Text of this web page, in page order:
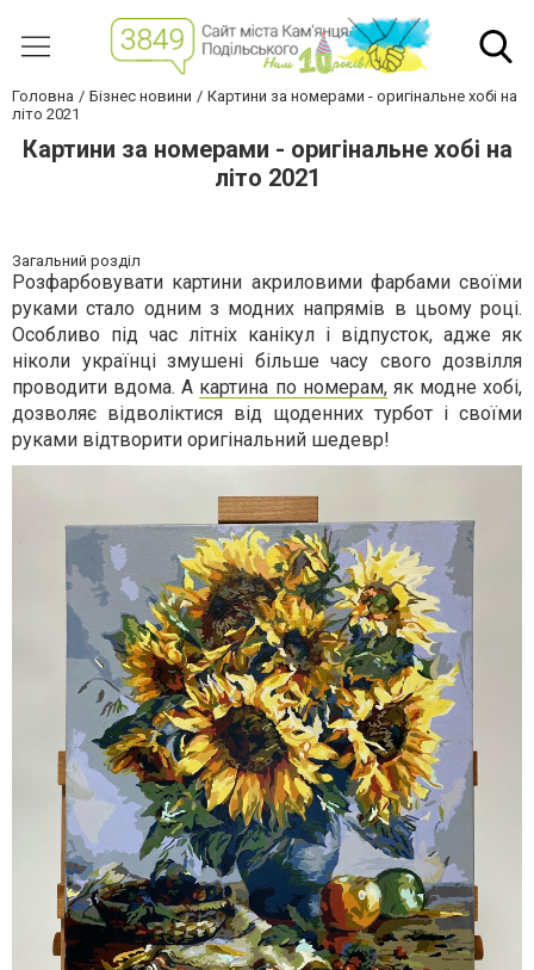
Головна Бізнес новини
Картини за номерами - оригінальне хобі на
літо 2021
Картини за номерами - оригінальне хобі на
літо 2021
Загальний розділ
Розфарбовувати картини акриловими фарбами своїми
руками стало одним з модних напрямів в цьому році.
Особливо під час літніх канікул і відпусток, адже як
ніколи українці змушені більше часу свого дозвілля
проводити вдома. А картина по номерам,як модне хобі,
дозволяє відволіктися від щоденних турбот і своїми
руками відтворити оригінальний шедевр!